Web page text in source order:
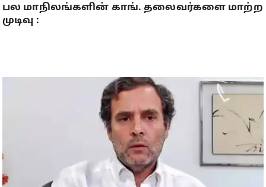
பல மாநிலங்களின் காங். தலைவர்களை மாற்ற
முடிவு :